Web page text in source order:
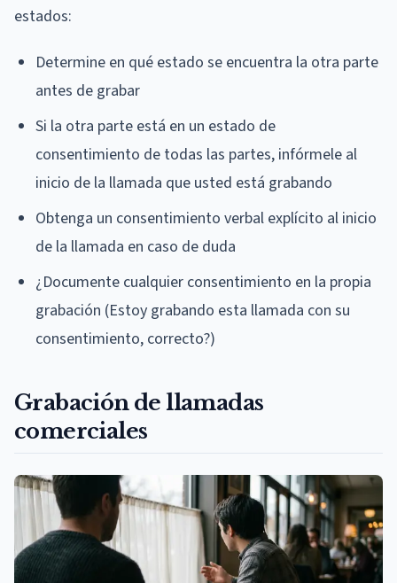
estados:
Determine en qué estado se encuentra la otra parte
antes de grabar
Si la otra parte está en un estado de
consentimiento de todas las partes, infórmele al
inicio de la llamada que usted está grabando
Obtenga un consentimiento verbal explícito al inicio
de la llamada en caso de duda
¿Documente cualquier consentimiento en la propia
grabación (Estoy grabando esta llamada con su
consentimiento, correcto?)
Grabación de llamadas
comerciales